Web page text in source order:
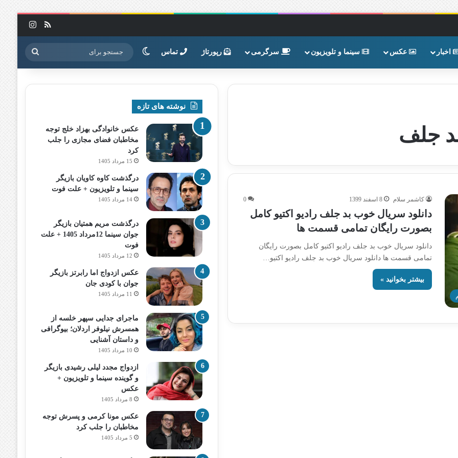
خوراک
اخبار عکس سینما و تلویزیون سرگرمی رپورتاژ تماس تغییر پوسته جستجو
برای
کاشمر سلام 8 اسفند 1399 0
دانلود سریال خوب بد جلف رادیو اکتیو کامل
بصورت رایگان تمامی قسمت ها
دانلود سریال خوب بد جلف رادیو اکتیو کامل بصورت رایگان
تمامی قسمت ها دانلود سریال خوب بد جلف رادیو اکتیو…
بیشتر بخوانید »
نوشته های تازه
عکس خانوادگی بهزاد خلج توجه
مخاطبان فضای مجازی را جلب
کرد
15 مرداد 1405
درگذشت کاوه کاویان بازیگر
سینما و تلویزیون + علت فوت
14 مرداد 1405
درگذشت مریم همتیان بازیگر
جوان سینما 12مرداد 1405 + علت
فوت
12 مرداد 1405
عکس ازدواج اما رابرتز بازیگر
جوان با کودی جان
11 مرداد 1405
ماجرای جدایی سپهر خلسه از
همسرش نیلوفر اردلان؛ بیوگرافی
و داستان آشنایی
10 مرداد 1405
ازدواج مجدد لیلی رشیدی بازیگر
و گوینده سینما و تلویزیون +
عکس
8 مرداد 1405
عکس مونا کرمی و پسرش توجه
مخاطبان را جلب کرد
5 مرداد 1405